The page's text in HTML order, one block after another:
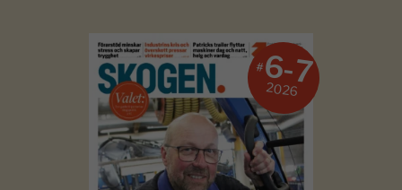
#6-7
2026